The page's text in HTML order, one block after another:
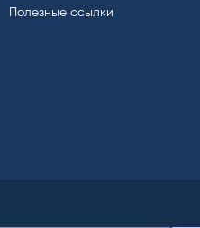
Полезные ссылки